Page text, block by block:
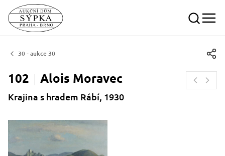
30 - aukce 30
102 Alois Moravec
Krajina s hradem Rábí, 1930